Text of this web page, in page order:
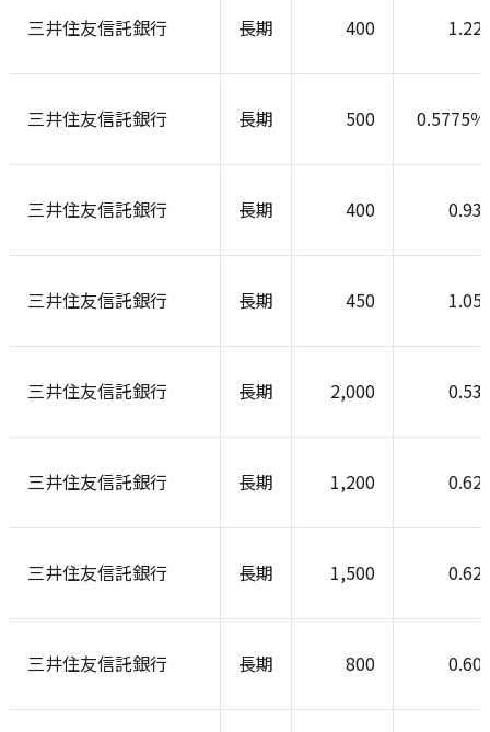
三井住友信託銀行 長期 400
三井住友信託銀行 長期 500 0.5775
三井住友信託銀行 長期 400
三井住友信託銀行 長期 450
三井住友信託銀行 長期 2,000
三井住友信託銀行 長期 1,200
三井住友信託銀行 長期 1,500
三井住友信託銀行 長期 800